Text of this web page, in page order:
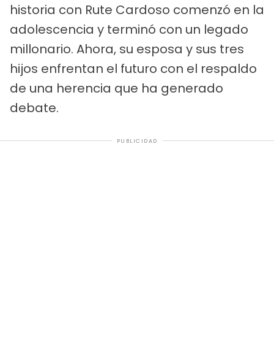
historia con Rute Cardoso comenzó en la
adolescencia y terminó con un legado
millonario. Ahora, su esposa y sus tres
hijos enfrentan el futuro con el respaldo
de una herencia que ha generado
debate.
PUBLICIDAD